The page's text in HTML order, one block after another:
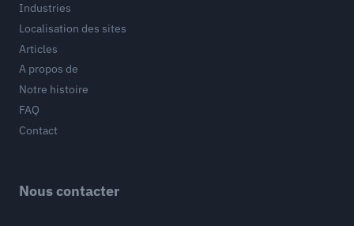
Industries
Localisation des sites
Articles
A propos de
Notre histoire
FAQ
Contact
Nous contacter